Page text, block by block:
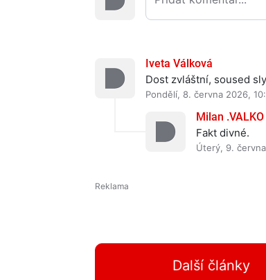
Iveta Válková
Dost zvláštní, soused
Pondělí, 8. června 2026,
Milan .VALKO
Fakt divné.
Úterý, 9.
Další články